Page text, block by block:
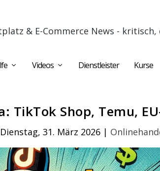
& E-Commerce News -
Videos Dienstleister Kurse
TikTok Shop, Temu,
Dienstag, 31. März 2026 |